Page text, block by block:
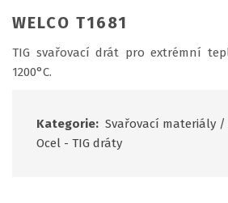
WELCO T1681
TIG svařovací drát pro extrémní
1200°C.
Kategorie: Svařovací materiály /
Ocel - TIG dráty